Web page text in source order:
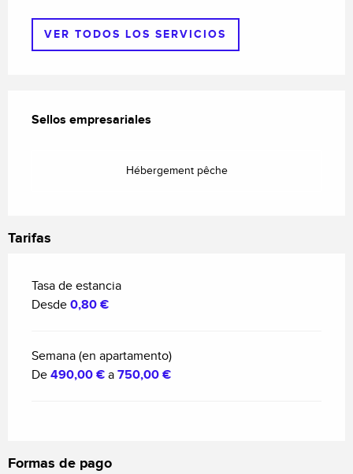
VER TODOS LOS SERVICIOS
Sellos empresariales
Sellos empresariales
Hébergement pêche
Tarifas
Tasa de estancia
Desde 0,80 €
Semana (en apartamento)
De 490,00 € a 750,00 €
Formas de pago